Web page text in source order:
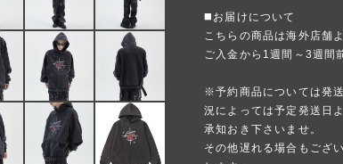
◼️お届けについて
こちらの商品は海外店舗
ご入金から1週間～3週間
※予約商品については発
況によっては予定発送日
承知おき下さいませ。
その他遅れる場合もござ